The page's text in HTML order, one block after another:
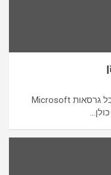
בסרטון הבא תוכלו לראות ולחוות את כל גרסאות Microsoft